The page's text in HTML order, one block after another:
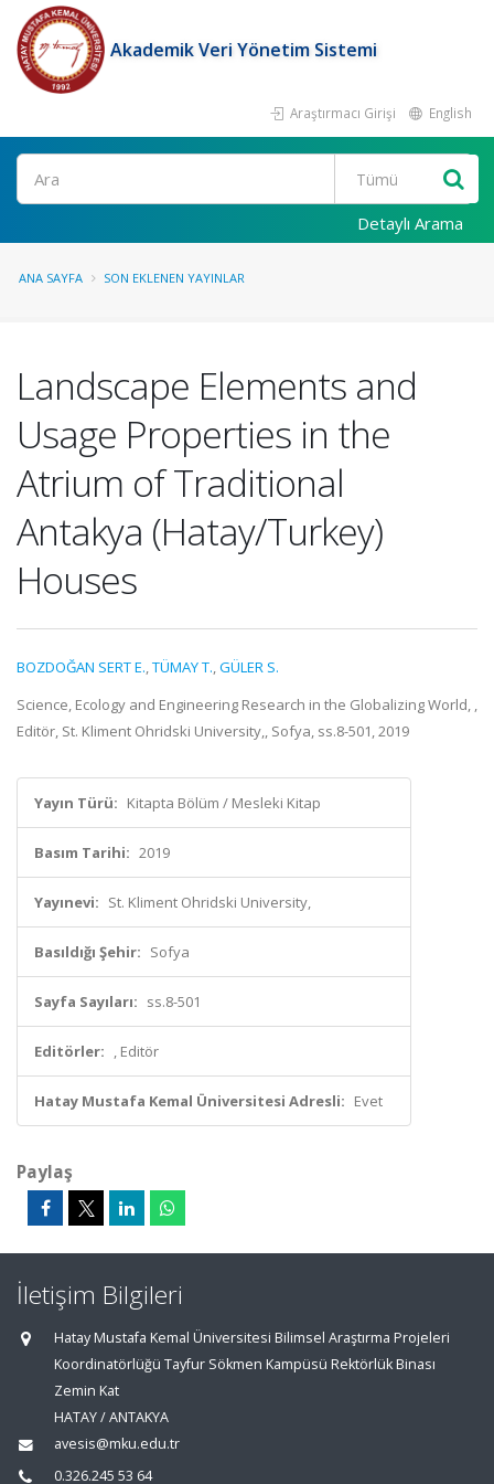
Akademik Veri Yönetim Sistemi
Araştırmacı Girişi English
Ara
Detaylı Arama
ANA SAYFA SON EKLENEN YAYINLAR
Landscape Elements and
Usage Properties in the
Atrium of Traditional
Antakya (Hatay/Turkey)
Houses
BOZDOĞAN SERT E.,TÜMAY T.,GÜLER S.
Science, Ecology and Engineering Research in the Globalizing World, ,
Editör, St. Kliment Ohridski University,, Sofya, ss.8-501, 2019
Yayın Türü: Kitapta Bölüm / Mesleki Kitap
Basım Tarihi: 2019
Yayınevi: St. Kliment Ohridski University,
Basıldığı Şehir: Sofya
Sayfa Sayıları: ss.8-501
Editörler: , Editör
Hatay Mustafa Kemal Üniversitesi Adresli: Evet
Paylaş
İletişim Bilgileri
Hatay Mustafa Kemal Üniversitesi Bilimsel Araştırma Projeleri
Koordinatörlüğü Tayfur Sökmen Kampüsü Rektörlük Binası
Zemin Kat
HATAY / ANTAKYA
avesis@mku.edu.tr
0.326.245 53 64